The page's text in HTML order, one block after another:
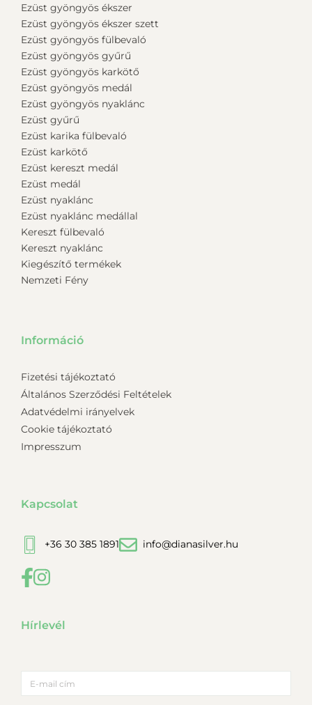
Ezüst gyöngyös ékszer
Ezüst gyöngyös ékszer szett
Ezüst gyöngyös fülbevaló
Ezüst gyöngyös gyűrű
Ezüst gyöngyös karkötő
Ezüst gyöngyös medál
Ezüst gyöngyös nyaklánc
Ezüst gyűrű
Ezüst karika fülbevaló
Ezüst karkötő
Ezüst kereszt medál
Ezüst medál
Ezüst nyaklánc
Ezüst nyaklánc medállal
Kereszt fülbevaló
Kereszt nyaklánc
Kiegészítő termékek
Nemzeti Fény
Információ
Fizetési tájékoztató
Általános Szerződési Feltételek
Adatvédelmi irányelvek
Cookie tájékoztató
Impresszum
Kapcsolat
+36 30 385 1891 info@dianasilver.hu
Hírlevél